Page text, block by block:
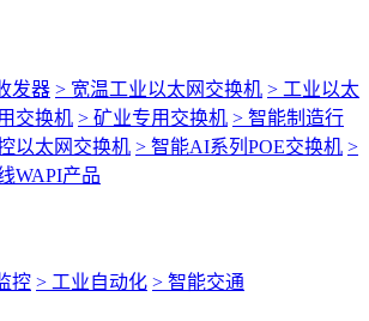
发器 > 宽温工业以太网交换机 > 工业以太
交换机 > 矿业专用交换机 > 智能制造行
以太网交换机 > 智能AI系列POE交换机 >
WAPI产品
控 > 工业自动化 > 智能交通